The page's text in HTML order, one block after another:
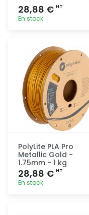
28,88 € HT
En stock
rapide
PolyLite PLA Pro
Metallic Gold -
1.75mm - 1 kg
28,88 € HT
En stock